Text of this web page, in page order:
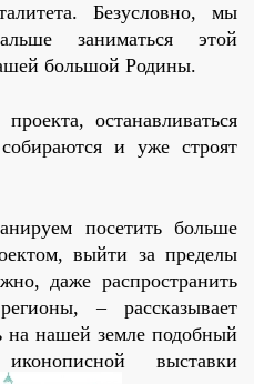
Безусловно, мы
заниматься этой
большой Родины.
останавливаться
и уже строят
посетить больше
выйти за пределы
даже распространить
– рассказывает
на нашей земле подобный
выставки